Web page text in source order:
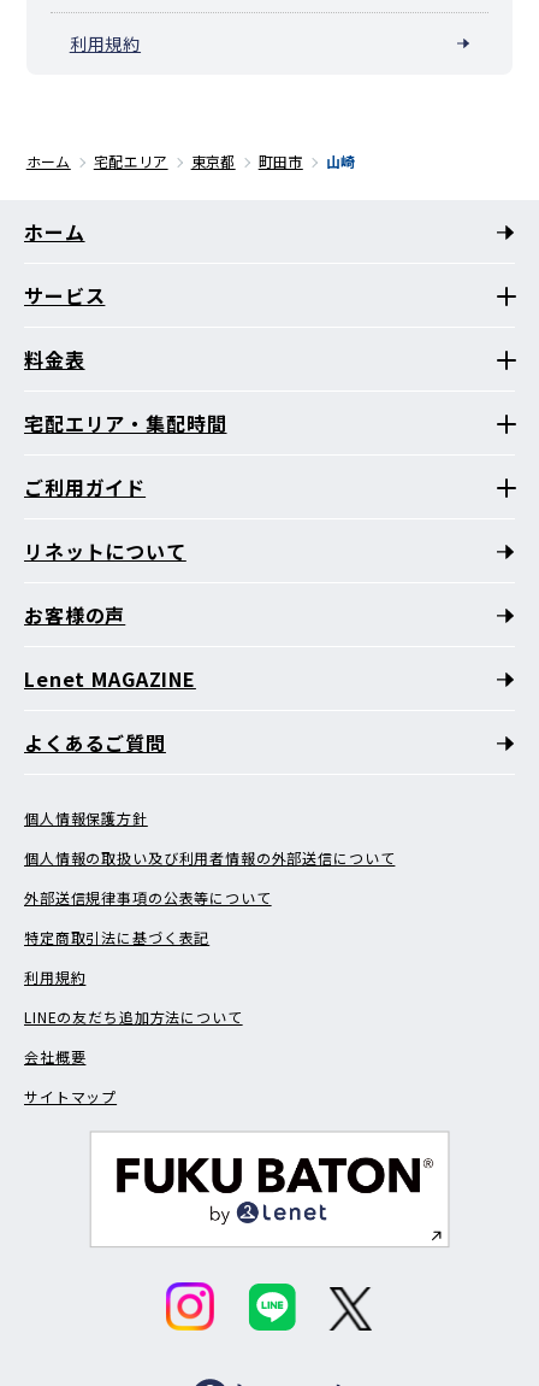
利用規約
ホーム 宅配エリア 東京都 町田市 山崎
ホーム
サービス
料金表
宅配エリア・集配時間
ご利用ガイド
リネットについて
お客様の声
Lenet MAGAZINE
よくあるご質問
個人情報保護方針
個人情報の取扱い及び利用者情報の外部送信について
外部送信規律事項の公表等について
特定商取引法に基づく表記
利用規約
LINEの友だち追加方法について
会社概要
サイトマップ